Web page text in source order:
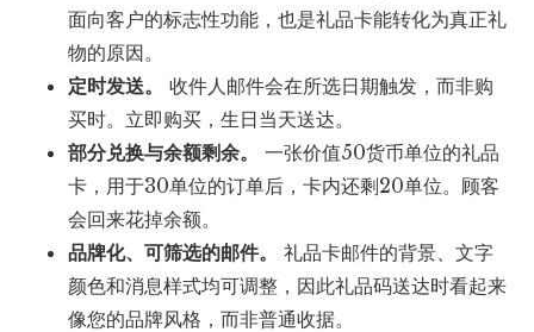
面向客户的标志性功能，也是礼品卡能转化为真正礼
物的原因。
定时发送。
收件人邮件会在所选日期触发，而非购
买时。立即购买，生日当天送达。
部分兑换与余额剩余。
一张价值50货币单位的礼品
卡，用于30单位的订单后，卡内还剩20单位。顾客
会回来花掉余额。
品牌化、可筛选的邮件。
礼品卡邮件的背景、文字
颜色和消息样式均可调整，因此礼品码送达时看起来
像您的品牌风格，而非普通收据。